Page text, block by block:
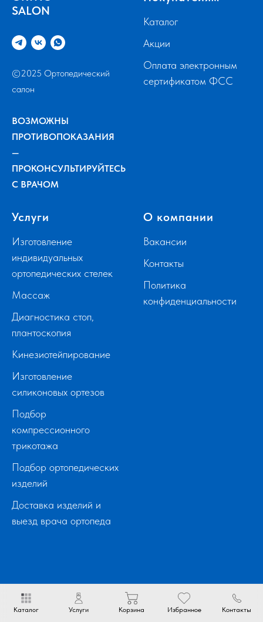
Каталог Услуги Корзина Избранное Контакты
SALON
©2025 Ортопедический
салон
ВОЗМОЖНЫ
ПРОТИВОПОКАЗАНИЯ
—
ПРОКОНСУЛЬТИРУЙТЕСЬ
С ВРАЧОМ
Каталог
Акции
Оплата электронным
сертификатом ФСС
Услуги
Изготовление
индивидуальных
ортопедических стелек
Массаж
Диагностика стоп,
плантоскопия
Кинезиотейпирование
Изготовление
силиконовых ортезов
Подбор
компрессионного
трикотажа
Подбор ортопедических
изделий
Доставка изделий и
выезд врача ортопеда
О компании
Вакансии
Контакты
Политика
конфиденциальности